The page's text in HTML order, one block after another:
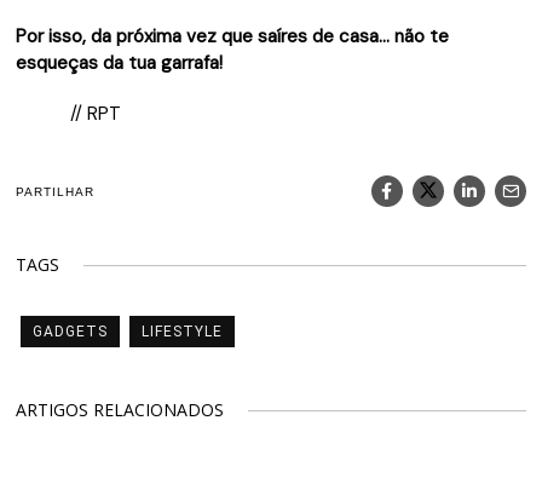
Por isso, da próxima vez que saíres de casa… não te
esqueças da tua garrafa!
// RPT
PARTILHAR
TAGS
GADGETS LIFESTYLE
ARTIGOS RELACIONADOS